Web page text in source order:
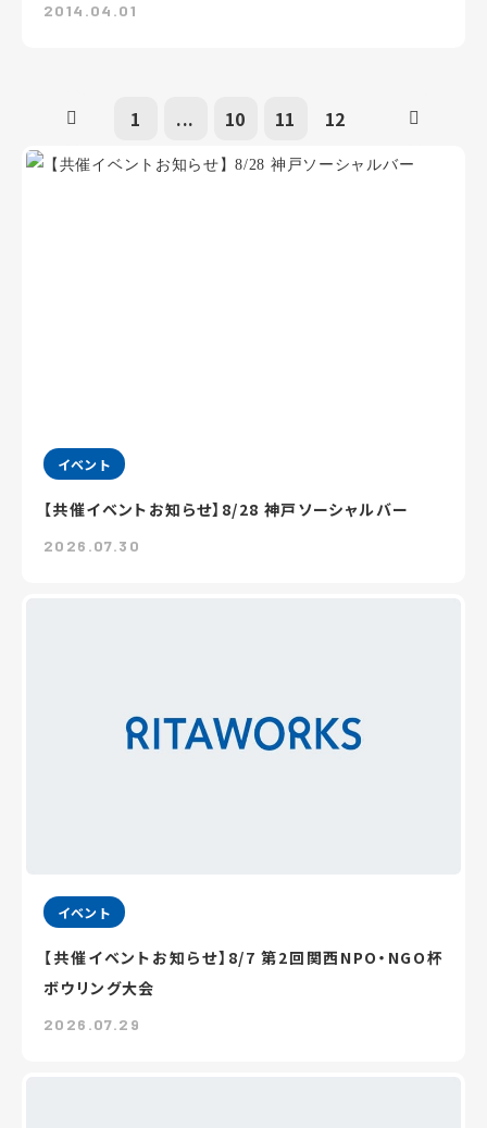
2014.04.01
1 ... 10 11 12
イベント
【共催イベントお知らせ】8/28 神戸ソーシャルバー
2026.07.30
イベント
【共催イベントお知らせ】8/7 第2回関西NPO・NGO杯
ボウリング大会
2026.07.29